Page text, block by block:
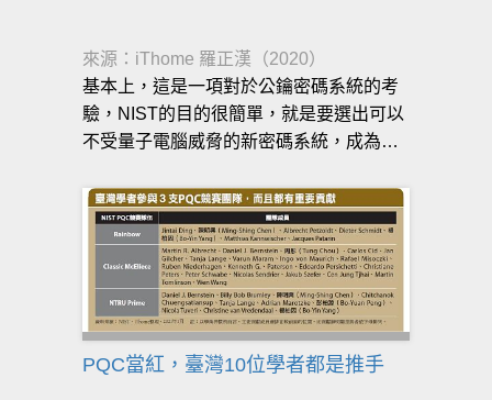
來源：iThome 羅正漢（2020）
基本上，這是一項對於公鑰密碼系統的考
驗，NIST的目的很簡單，就是要選出可以
不受量子電腦威脅的新密碼系統，成為美
世界都會採用，因此，其效果就是成為世
界的新標準。
PQC當紅，臺灣10位學者都是推手